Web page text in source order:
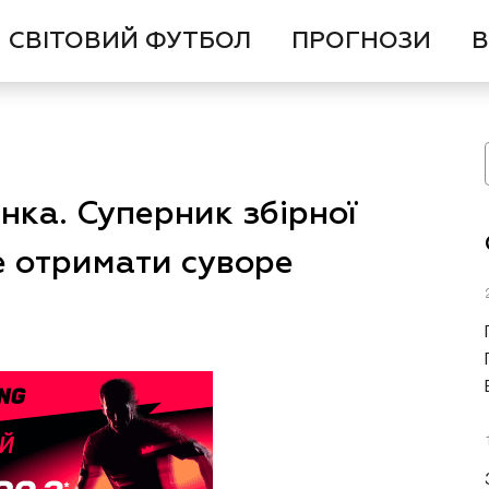
СВІТОВИЙ ФУТБОЛ ПРОГНОЗИ
Суперник збірної
отримати суворе